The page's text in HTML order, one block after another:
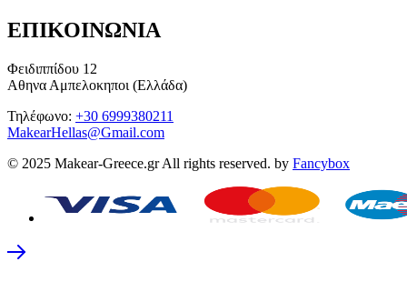
ΕΠΙΚΟΙΝΩΝΙΑ
Φειδιππίδου 12
Αθηνα Αμπελοκηποι (Ελλάδα)
Τηλέφωνο: +30 6999380211
MakearHellas@Gmail.com
© 2025 Makear-Greece.gr All rights reserved. by Fancybox